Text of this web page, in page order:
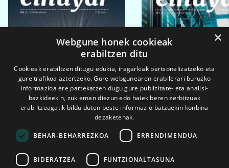
2026ko eka. 1a 2026ko mar. 1a
×
Webgune honek cookieak
erabiltzen ditu
Cookieak erabiltzen ditugu edukia, iragarkiak pertsonalizatzeko eta
gure trafikoa aztertzeko. Gure webgunearen erabilerari buruzko
informazioa ere partekatzen dugu gure publizitate- eta analisi-
bazkideekin, zuk eman diezun edo haiek beren zerbitzuak
erabiltzeagatik bildu duten beste informazio batzuekin konbina
dezaketenak.
BEHAR-BEHARREZKOA ERRENDIMENDUA
BIDERATZEA FUNTZIONALTASUNA